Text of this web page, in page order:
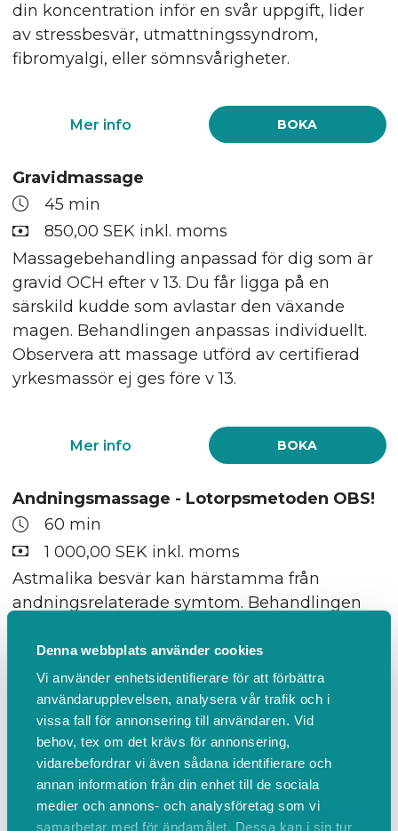
Denna webbplats använder cookies
Vi använder enhetsidentifierare för att förbättra
användarupplevelsen, analysera vår trafik och i
vissa fall för annonsering till användaren. Vid
behov, tex om det krävs för annonsering,
vidarebefordrar vi även sådana identifierare och
annan information från din enhet till de sociala
medier och annons- och analysföretag som vi
samarbetar med för ändamålet. Dessa kan i sin tur
din koncentration inför en svår uppgift, lider
av stressbesvär, utmattningssyndrom,
fibromyalgi, eller sömnsvårigheter.
BOKA
Mer info
Gravidmassage
45 min
850,00 SEK inkl. moms
Massagebehandling anpassad för dig som är
gravid OCH efter v 13. Du får ligga på en
särskild kudde som avlastar den växande
magen. Behandlingen anpassas individuellt.
Observera att massage utförd av certifierad
yrkesmassör ej ges före v 13.
BOKA
Mer info
Andningsmassage - Lotorpsmetoden OBS!
60 min
1 000,00 SEK inkl. moms
Astmalika besvär kan härstamma från
andningsrelaterade symtom. Behandlingen
behandlingsserien Lotorp om totalt 3-5
behandlingar, som fokuserar på
andningsmuskulaturen och andningsträning.
BOKA
Mer info